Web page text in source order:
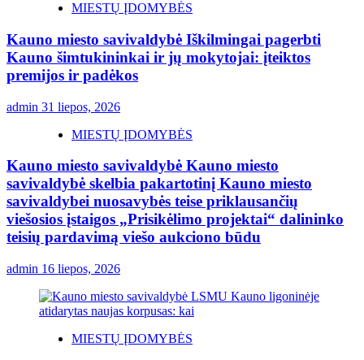
MIESTŲ ĮDOMYBĖS
Kauno miesto savivaldybė Iškilmingai pagerbti
Kauno šimtukininkai ir jų mokytojai: įteiktos
premijos ir padėkos
admin 31 liepos, 2026
MIESTŲ ĮDOMYBĖS
Kauno miesto savivaldybė Kauno miesto
savivaldybė skelbia pakartotinį Kauno miesto
savivaldybei nuosavybės teise priklausančių
viešosios įstaigos „Prisikėlimo projektai“ dalininko
teisių pardavimą viešo aukciono būdu
admin 16 liepos, 2026
MIESTŲ ĮDOMYBĖS